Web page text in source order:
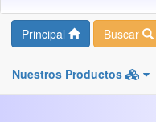
Principal Buscar
Nuestros Productos